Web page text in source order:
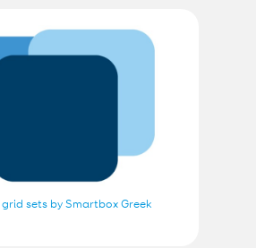
grid sets by Smartbox Greek